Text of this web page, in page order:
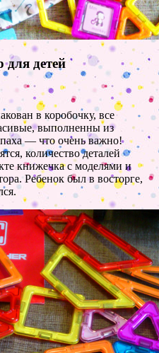
детей
в коробочку, все
выполненны из
— что очень важно!
количество деталей
книжечка с моделями и
Ребенок был в восторге,